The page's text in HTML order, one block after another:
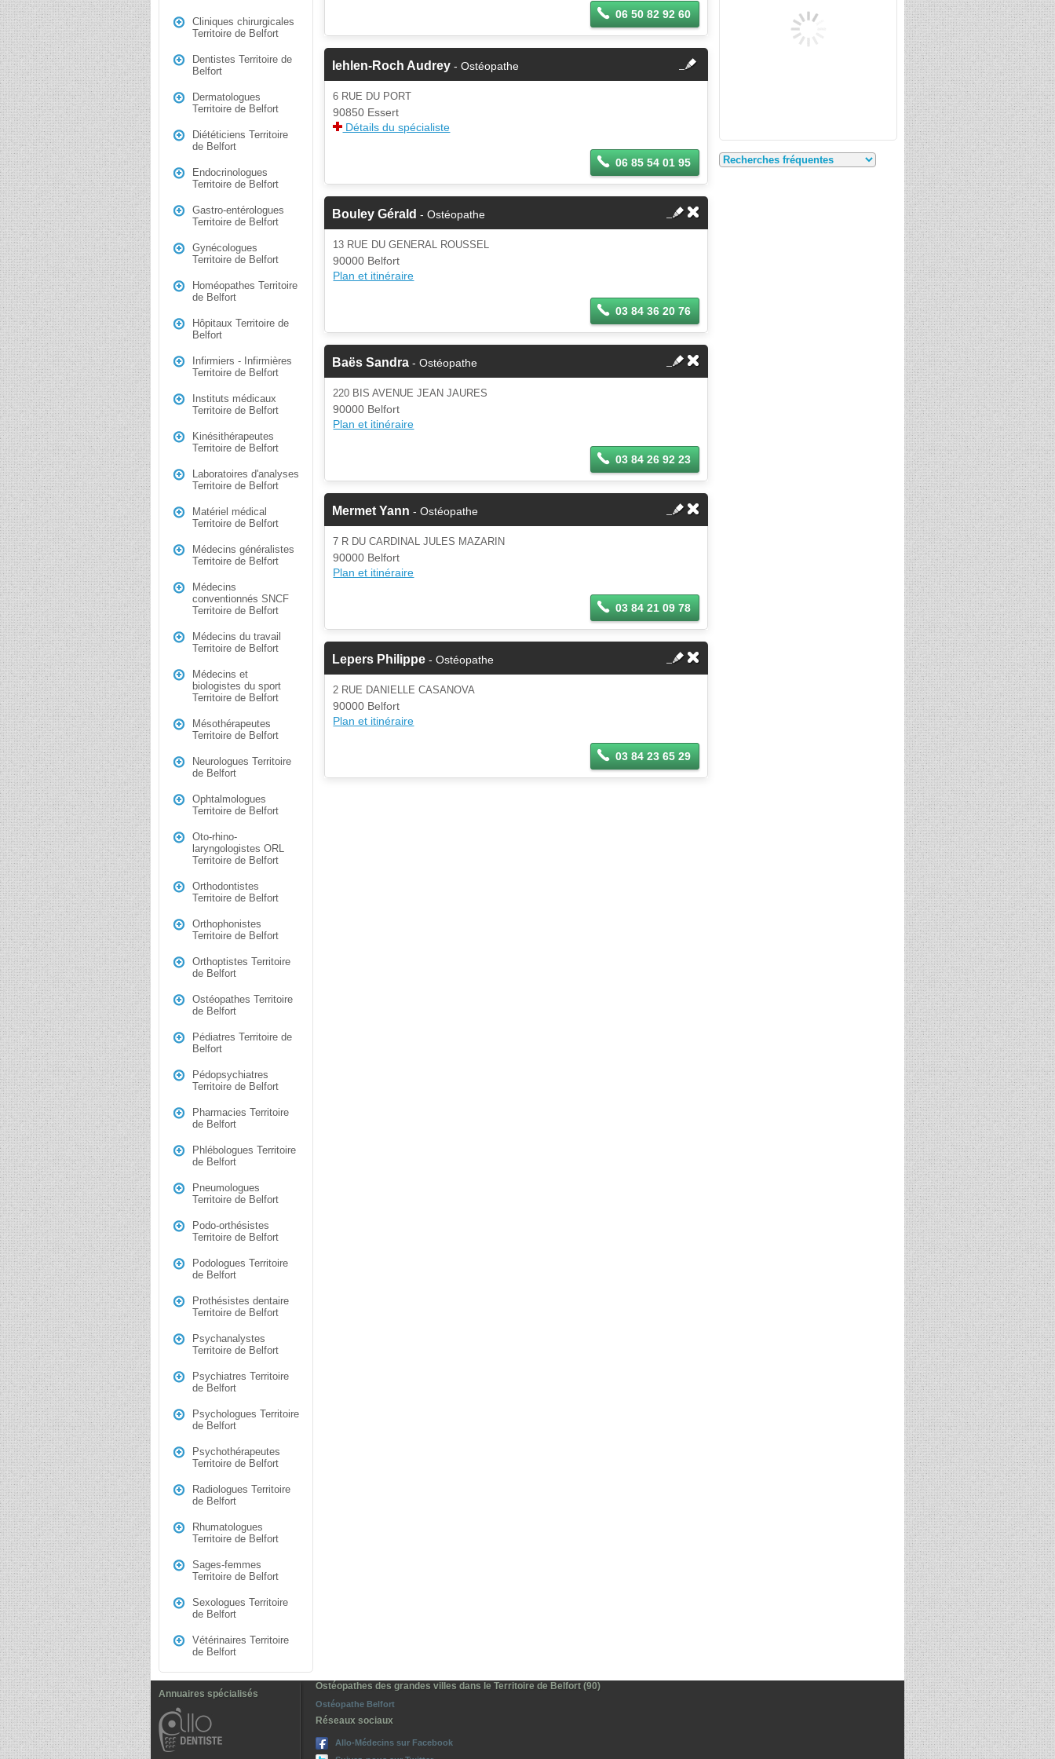
Cliniques chirurgicales
Territoire de Belfort
Dentistes Territoire de
Belfort
Dermatologues
Territoire de Belfort
Diététiciens Territoire
de Belfort
Endocrinologues
Territoire de Belfort
Gastro-entérologues
Territoire de Belfort
Gynécologues
Territoire de Belfort
Homéopathes Territoire
de Belfort
Hôpitaux Territoire de
Belfort
Infirmiers - Infirmières
Territoire de Belfort
Instituts médicaux
Territoire de Belfort
Kinésithérapeutes
Territoire de Belfort
Laboratoires d'analyses
Territoire de Belfort
Matériel médical
Territoire de Belfort
Médecins généralistes
Territoire de Belfort
Médecins
conventionnés SNCF
Territoire de Belfort
Médecins du travail
Territoire de Belfort
Médecins et
biologistes du sport
Territoire de Belfort
Mésothérapeutes
Territoire de Belfort
Neurologues Territoire
de Belfort
Ophtalmologues
Territoire de Belfort
Oto-rhino-
laryngologistes ORL
Territoire de Belfort
Orthodontistes
Territoire de Belfort
Orthophonistes
Territoire de Belfort
Orthoptistes Territoire
de Belfort
Ostéopathes Territoire
de Belfort
Pédiatres Territoire de
Belfort
Pédopsychiatres
Territoire de Belfort
Pharmacies Territoire
de Belfort
Phlébologues Territoire
de Belfort
Pneumologues
Territoire de Belfort
Podo-orthésistes
Territoire de Belfort
Podologues Territoire
de Belfort
Prothésistes dentaire
Territoire de Belfort
Psychanalystes
Territoire de Belfort
Psychiatres Territoire
de Belfort
Psychologues Territoire
de Belfort
Psychothérapeutes
Territoire de Belfort
Radiologues Territoire
de Belfort
Rhumatologues
Territoire de Belfort
Sages-femmes
Territoire de Belfort
Sexologues Territoire
de Belfort
Vétérinaires Territoire
de Belfort
06 50 82 92 60
Iehlen-Roch Audrey - Ostéopathe fermer
Cette fiche est la propriété
d'un membre.
jour ces informations sur votre
6 RUE DU PORT
90850 Essert
Détails du spécialiste
06 85 54 01 95
Bouley Gérald - Ostéopathe
13 RUE DU GENERAL ROUSSEL
90000 Belfort
Plan et itinéraire
03 84 36 20 76
Baës Sandra - Ostéopathe
220 BIS AVENUE JEAN JAURES
90000 Belfort
Plan et itinéraire
03 84 26 92 23
Mermet Yann - Ostéopathe
7 R DU CARDINAL JULES MAZARIN
90000 Belfort
Plan et itinéraire
03 84 21 09 78
Lepers Philippe - Ostéopathe
2 RUE DANIELLE CASANOVA
90000 Belfort
Plan et itinéraire
03 84 23 65 29
Annuaires spécialisés
Ostéopathes des grandes villes dans le Territoire de Belfort (90)
Ostéopathe Belfort
Réseaux sociaux
Allo-Médecins sur Facebook